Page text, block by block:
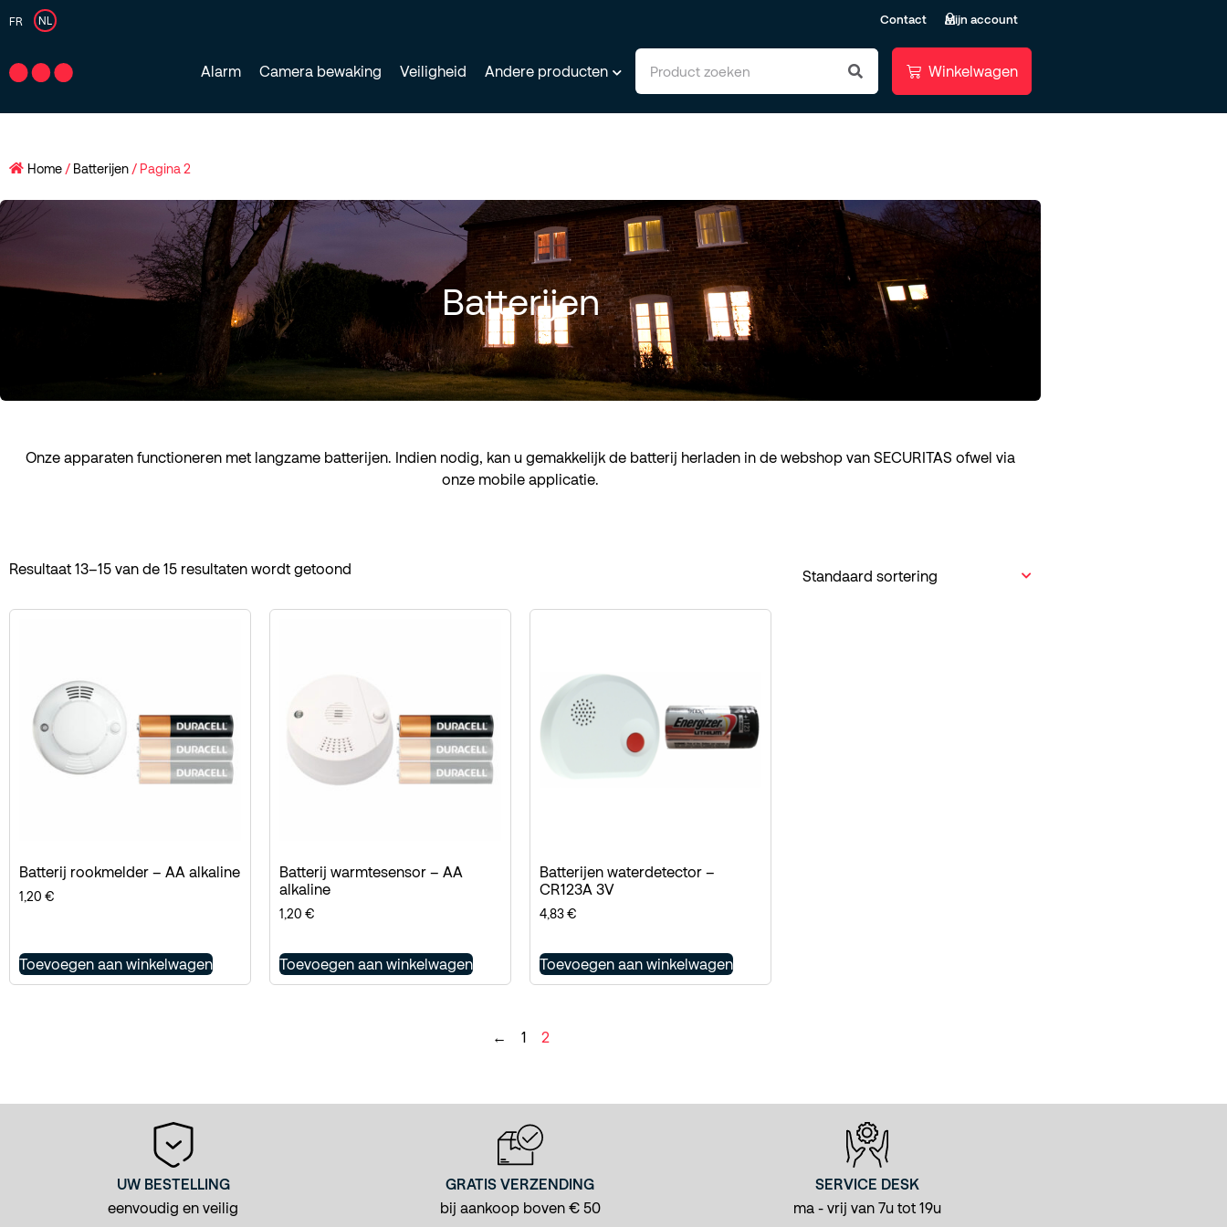
FR NL Contact Mijn account
Alarm Camera bewaking Veiligheid Andere producten
Home / Batterijen / Pagina 2
Batterijen
Onze apparaten functioneren met langzame batterijen. Indien nodig, kan u gemakkelijk de batterij herladen in de webshop van SECURITAS ofwel via
onze mobile applicatie.
Resultaat 13–15 van de 15 resultaten wordt getoond
Batterij rookmelder – AA alkaline
1,20 €
Toevoegen aan winkelwagen
Batterij warmtesensor – AA
alkaline
1,20 €
Toevoegen aan winkelwagen
Batterijen waterdetector –
CR123A 3V
4,83€
Toevoegen aan winkelwagen
← 1 2
UW BESTELLING
eenvoudig en veilig
GRATIS VERZENDING
bij aankoop boven € 50
SERVICE DESK
ma - vrij van 7u tot 19u